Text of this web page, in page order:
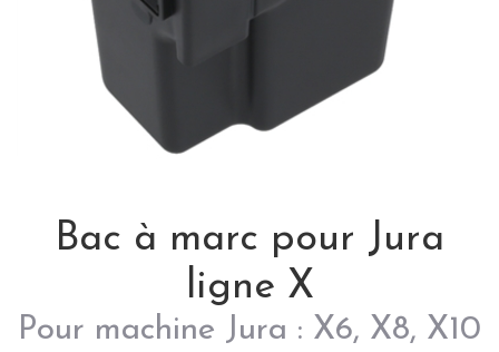
Bac à marc pour Jura
ligne X
Pour machine Jura : X6, X8, X10